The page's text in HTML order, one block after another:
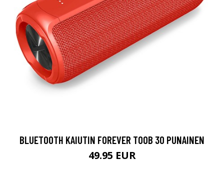
BLUETOOTH KAIUTIN FOREVER TOOB 30 PUNAINEN
49.95 EUR